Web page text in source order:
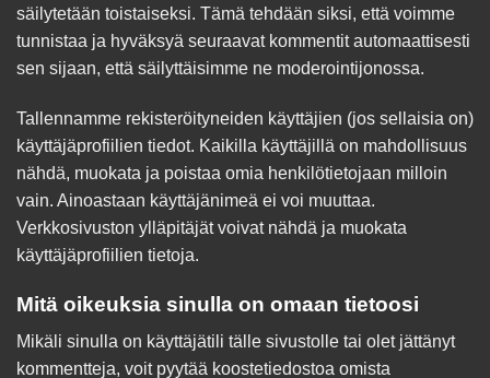
säilytetään toistaiseksi. Tämä tehdään siksi, että voimme
tunnistaa ja hyväksyä seuraavat kommentit automaattisesti
sen sijaan, että säilyttäisimme ne moderointijonossa.
Tallennamme rekisteröityneiden käyttäjien (jos sellaisia on)
käyttäjäprofiilien tiedot. Kaikilla käyttäjillä on mahdollisuus
nähdä, muokata ja poistaa omia henkilötietojaan milloin
vain. Ainoastaan käyttäjänimeä ei voi muuttaa.
Verkkosivuston ylläpitäjät voivat nähdä ja muokata
käyttäjäprofiilien tietoja.
Mitä oikeuksia sinulla on omaan tietoosi
Mikäli sinulla on käyttäjätili tälle sivustolle tai olet jättänyt
kommentteja, voit pyytää koostetiedostoa omista